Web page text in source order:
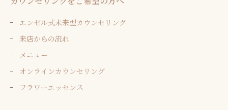
エンゼル式未来型カウンセリング
来店からの流れ
メニュー
オンラインカウンセリング
フラワーエッセンス